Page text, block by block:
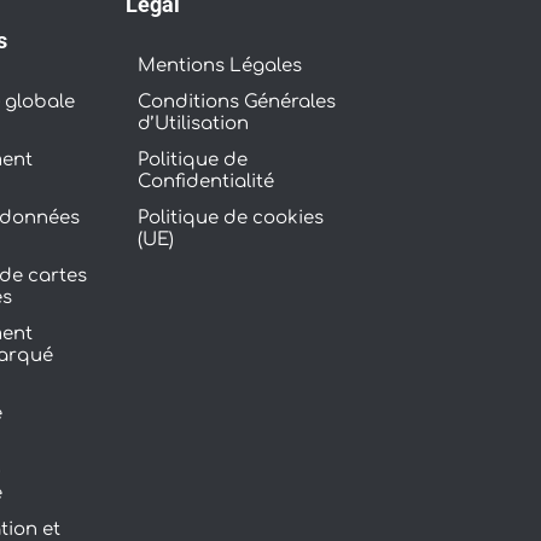
globale
cartes
et
Mentions Légales
Conditions Générales
d’Utilisation
Politique de
Confidentialité
Politique de cookies
(UE)